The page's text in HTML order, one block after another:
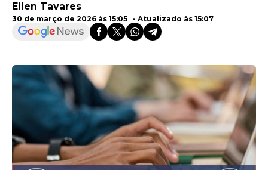
Ellen Tavares
30 de março de 2026 às 15:05 - Atualizado às 15:07